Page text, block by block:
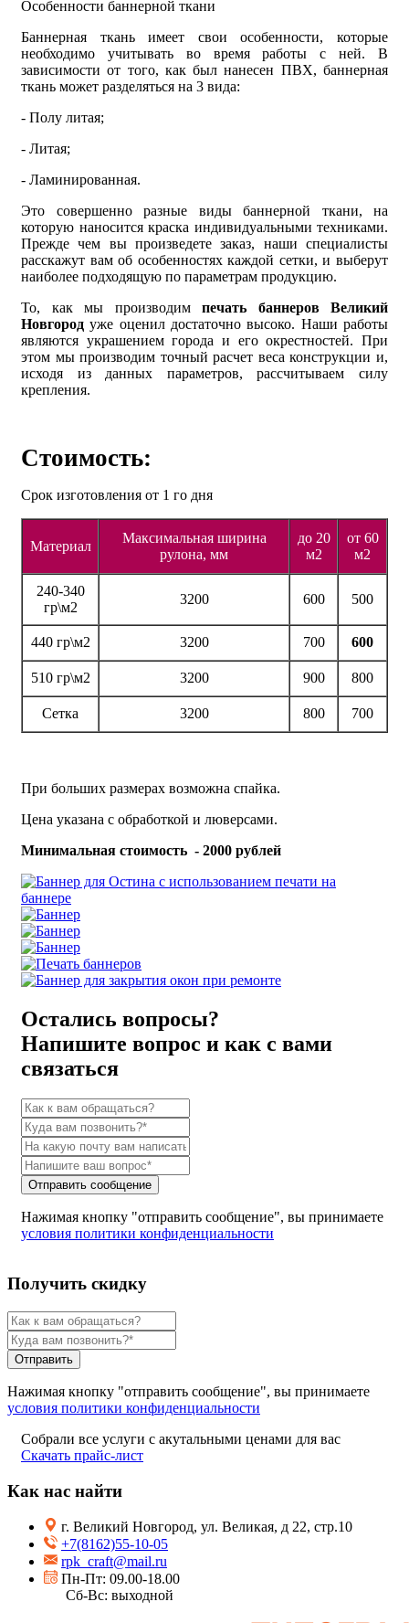
Особенности баннерной ткани
Баннерная ткань имеет свои особенности, которые
необходимо учитывать во время работы с ней. В
зависимости от того, как был нанесен ПВХ, баннерная
ткань может разделяться на 3 вида:
- Полу литая;
- Литая;
- Ламинированная.
Это совершенно разные виды баннерной ткани, на
которую наносится краска индивидуальными техниками.
Прежде чем вы произведете заказ, наши специалисты
расскажут вам об особенностях каждой сетки, и выберут
наиболее подходящую по параметрам продукцию.
То, как мы производим печать баннеров Великий
Новгород уже оценил достаточно высоко. Наши работы
являются украшением города и его окрестностей. При
этом мы производим точный расчет веса конструкции и,
исходя из данных параметров, рассчитываем силу
крепления.
Стоимость:
Срок изготовления от 1 го дня
Материал
Максимальная ширина
рулона, мм
до 20
м2
от 60
м2
240-340
гр\м2
3200 600 500
440 гр\м2 3200 700 600
510 гр\м2 3200 900 800
Сетка 3200 800 700
При больших размерах возможна спайка.
Цена указана с обработкой и люверсами.
Минимальная стоимость - 2000 рублей
Остались вопросы?
Напишите вопрос и как с вами
связаться
Отправить сообщение
Нажимая кнопку "отправить сообщение", вы принимаете
условия политики конфиденциальности
Получить скидку
Отправить
Нажимая кнопку "отправить сообщение", вы принимаете
условия политики конфиденциальности
Собрали все услуги с акутальными ценами для вас
Скачать прайс-лист
Как нас найти
г. Великий Новгород, ул. Великая, д 22, стр.10
+7(8162)55-10-05
rpk_craft@mail.ru
Пн-Пт: 09.00-18.00
Сб-Вс: выходной